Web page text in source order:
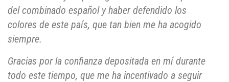
del combinado español y haber defendido los
colores de este país, que tan bien me ha acogido
siempre.
Gracias por la confianza depositada en mí durante
todo este tiempo, que me ha incentivado a seguir